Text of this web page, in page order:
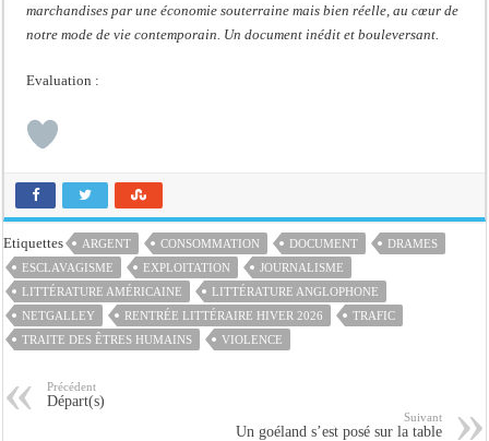
marchandises par une économie souterraine mais bien réelle, au cœur de
notre mode de vie contemporain. Un document inédit et bouleversant.
Evaluation :
Etiquettes ARGENT CONSOMMATION DOCUMENT
DRAMES
ESCLAVAGISME
EXPLOITATION
JOURNALISME
LITTÉRATURE AMÉRICAINE
LITTÉRATURE ANGLOPHONE
NETGALLEY
RENTRÉE LITTÉRAIRE HIVER 2026
TRAFIC
TRAITE DES ÊTRES HUMAINS
VIOLENCE
Précédent
Départ(s)
Suivant
Un goéland s’est posé sur la table